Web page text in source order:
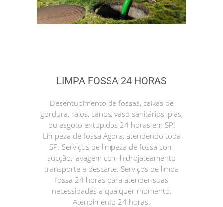
LIMPA FOSSA 24 HORAS
Desentupimento de fossas, caixas de
gordura, ralos, canos, vaso sanitários, pias,
ou esgoto entupidos 24 horas em SP!
Limpeza de fossa Agora, atendendo toda
SP. Serviços de limpeza de fossa com
sucção, lavagem com hidrojateamento
transporte e descarte. Serviços de limpa
fossa 24 horas para atender suas
necessidades a qualquer momento.
Atendimento 24 horas.